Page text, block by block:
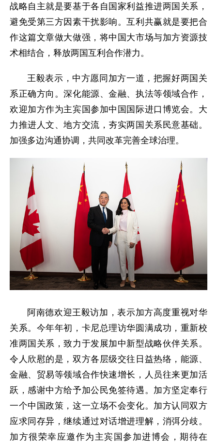
战略自主就是要基于各自国家利益推进两国关系，
避免受第三方因素干扰影响。互利共赢就是要把合
作这篇文章做大做强，将中国大市场与加方资源技
术相结合，释放两国互利合作潜力。
王毅表示，中方愿同加方一道，把握好两国关
系正确方向。深化能源、金融、执法等领域合作，
欢迎加方作为主宾国参加中国国际进口博览会。大
力推进人文、地方交流，夯实两国关系民意基础。
加强多边沟通协调，共同改革完善全球治理。
阿南德欢迎王毅访加，表示加方高度重视对华
关系。今年年初，卡尼总理访华圆满成功，重新校
准两国关系，致力于发展加中新型战略伙伴关系。
令人欣慰的是，双方各层级交往日益热络，能源、
金融、贸易等领域合作快速增长，人员往来更加活
跃，感谢中方给予加公民免签待遇。加方坚定奉行
一个中国政策，这一立场不会变化。加方认同双方
应求同存异，继续通过对话增进理解，消弭分歧。
加方很荣幸应邀作为主宾国参加进博会，期待在